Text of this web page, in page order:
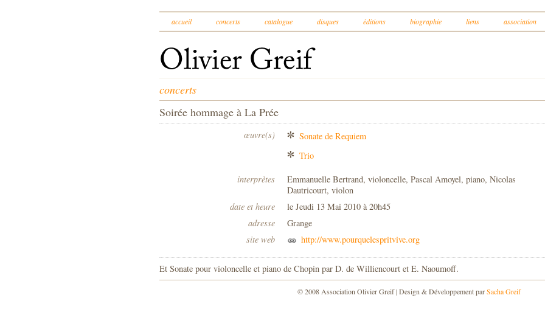
accueil concerts catalogue disques éditions biographie liens association
concerts
Soirée hommage à La Prée
œuvre(s)
Sonate de Requiem
Trio
interprètes
Emmanuelle Bertrand, violoncelle, Pascal Amoyel, piano, Nicolas
Dautricourt, violon
date et heure
le Jeudi 13 Mai 2010 à 20h45
adresse
Grange
site web
http://www.pourquelespritvive.org
Et Sonate pour violoncelle et piano de Chopin par D. de Williencourt et E. Naoumoff.
© 2008 Association Olivier Greif | Design & Développement parSacha Greif